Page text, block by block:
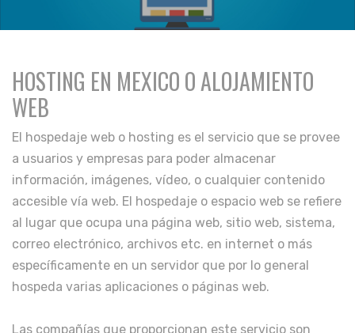
HOSTING EN MEXICO O ALOJAMIENTO
WEB
El hospedaje web o hosting es el servicio que se provee
a usuarios y empresas para poder almacenar
información, imágenes, vídeo, o cualquier contenido
accesible vía web. El hospedaje o espacio web se refiere
al lugar que ocupa una página web, sitio web, sistema,
correo electrónico, archivos etc. en internet o más
específicamente en un servidor que por lo general
hospeda varias aplicaciones o páginas web.
Las compañías que proporcionan este servicio son